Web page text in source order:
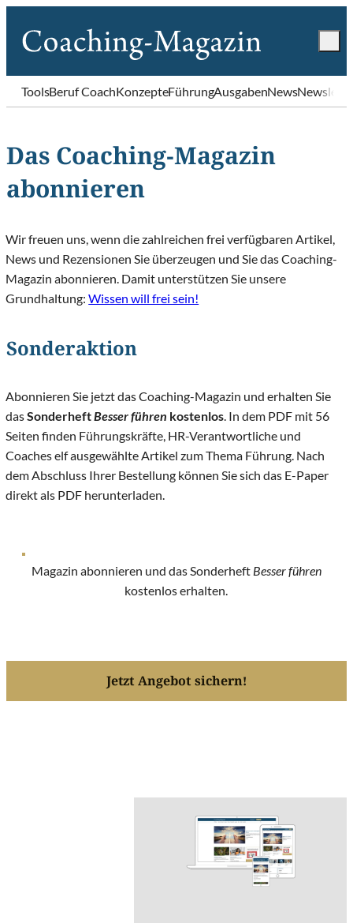
ToolsBeruf CoachKonzepteFührungAusgabenNews
Das Coaching-Magazin
abonnieren
Wir freuen uns, wenn die zahlreichen frei verfügbaren Artikel,
News und Rezensionen Sie überzeugen und Sie das Coaching-
Magazin abonnieren. Damit unterstützen Sie unsere
Grundhaltung:Wissen will frei sein!
Sonderaktion
Abonnieren Sie jetzt das Coaching-Magazin und erhalten Sie
dasSonderheftBesser führen kostenlos . In dem PDF mit 56
Seiten finden Führungskräfte, HR-Verantwortliche und
Coaches elf ausgewählte Artikel zum Thema Führung. Nach
dem Abschluss Ihrer Bestellung können Sie sich das E-Paper
direkt als PDF herunterladen.
Magazin abonnieren und das Sonderheft Besser führen
kostenlos erhalten.
Jetzt Angebot sichern!